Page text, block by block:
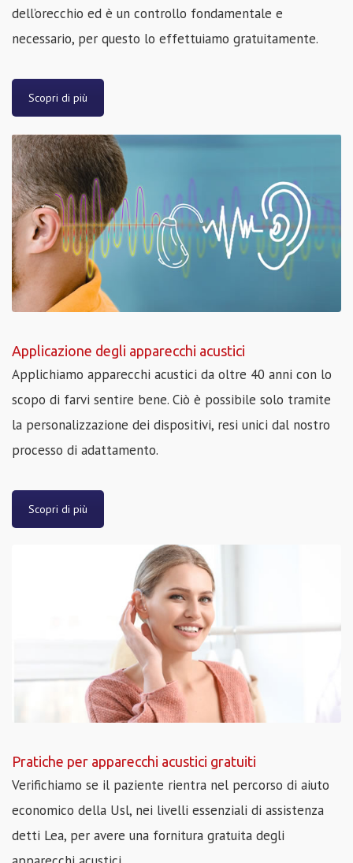
dell’orecchio ed è un controllo fondamentale e
necessario, per questo lo effettuiamo gratuitamente.
Scopri di più
Applicazione degli apparecchi acustici
Applichiamo apparecchi acustici da oltre 40 anni con lo
scopo di farvi sentire bene. Ciò è possibile solo tramite
la personalizzazione dei dispositivi, resi unici dal nostro
processo di adattamento.
Scopri di più
Pratiche per apparecchi acustici gratuiti
Verifichiamo se il paziente rientra nel percorso di aiuto
economico della Usl, nei livelli essenziali di assistenza
detti Lea, per avere una fornitura gratuita degli